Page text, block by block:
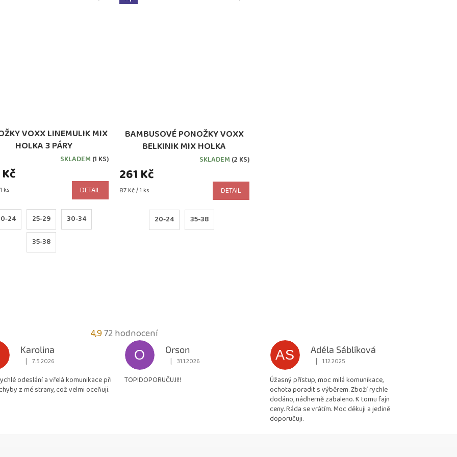
VOXX LINEMULIK MIX
HOLKA 3 PÁRY
SKLADEM (1 KS)
ks DETAIL
24 25-29 30-34
35-38
BAMBUSOVÉ PONOŽKY VOXX
BELKINIK MIX HOLKA
SKLADEM (2 KS)
261 Kč
Měrná
87 Kč / 1 ks DETAIL
20-24 35-38
4,9Průměrné
hodnocení
obchodu
4,9
z
72 hodnocení
Karolina
Hodnocení obchodu je 5 z 5 hvězdiček.
| 7.5.2026
odeslání a vřelá komunikace při
z mé strany, což velmi oceňuji.
O
Orson
Hodnocení obchodu je 5 z 5 hvězdiček.
| 31.1.2026
TOP!DOPORUČUJI!!
AS
Adéla Sáblíková
Hodnocení obchodu je 5 z 5 hvězdiček.
| 1.12.2025
Úžasný přístup, moc milá komunikace,
ochota poradit s výběrem. Zboží rychle
dodáno, nádherně zabaleno. K tomu fajn
ceny. Ráda se vrátím. Moc děkuji a jedině
doporučuji.